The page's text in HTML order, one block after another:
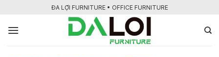
nội
ĐA LỢI FURNITURE • OFFICE FURNITURE